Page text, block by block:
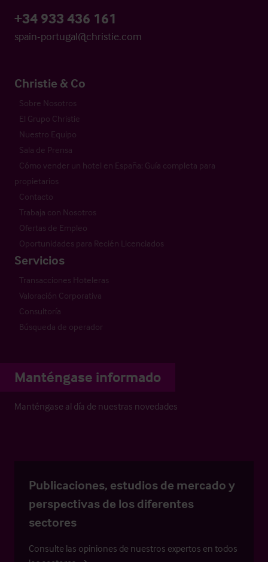
+34 933 436 161
spain-portugal@christie.com
Christie & Co
Sobre Nosotros
El Grupo Christie
Nuestro Equipo
Sala de Prensa
Cómo vender un hotel en España: Guía completa para
propietarios
Contacto
Trabaja con Nosotros
Ofertas de Empleo
Oportunidades para Recién Licenciados
Servicios
Transacciones Hoteleras
Valoración Corporativa
Consultoría
Búsqueda de operador
Manténgase informado
Manténgase al día de nuestras novedades
Publicaciones, estudios de mercado y
perspectivas de los diferentes
sectores
Consulte las opiniones de nuestros expertos en todos